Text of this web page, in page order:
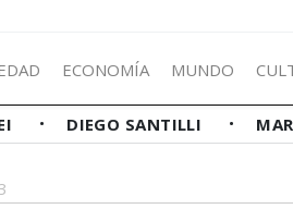
ECONOMÍA MUNDO
DIEGO SANTILLI